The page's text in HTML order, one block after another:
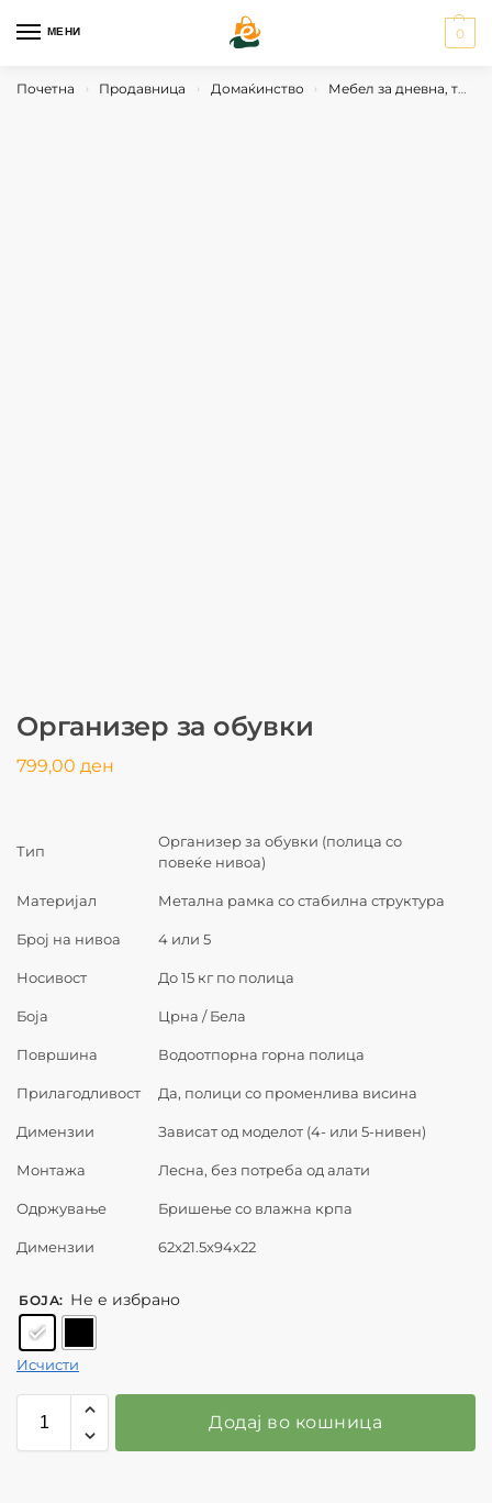
МЕНИ 0
Почетна › Продавница › Домаќинство › Мебел за дневна, трпезарија, спална и ходник
Организер за обувки
799,00 ден
Тип
Организер за обувки (полица со
повеќе нивоа)
Материјал Метална рамка со стабилна структура
Број на нивоа 4 или 5
Носивост До 15 кг по полица
Боја Црна / Бела
Површина Водоотпорна горна полица
Прилагодливост Да, полици со променлива висина
Димензии Зависат од моделот (4- или 5-нивен)
Монтажа Лесна, без потреба од алати
Одржување Бришење со влажна крпа
Димензии 62х21.5х94х22
БОЈА: Не е избрано
Исчисти
Додај во кошница